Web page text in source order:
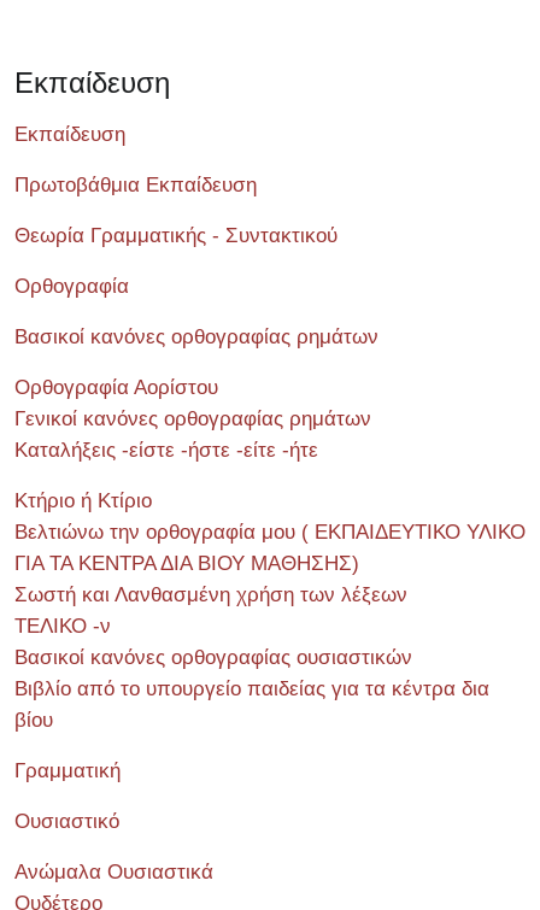
Εκπαίδευση
Εκπαίδευση
Πρωτοβάθμια Εκπαίδευση
Θεωρία Γραμματικής - Συντακτικού
Ορθογραφία
Βασικοί κανόνες ορθογραφίας ρημάτων
Ορθογραφία Αορίστου
Γενικοί κανόνες ορθογραφίας ρημάτων
Καταλήξεις -είστε -ήστε -είτε -ήτε
Κτήριο ή Κτίριο
Βελτιώνω την ορθογραφία μου ( ΕΚΠΑΙΔΕΥΤΙΚΟ ΥΛΙΚΟ
ΓΙΑ ΤΑ ΚΕΝΤΡΑ ΔΙΑ ΒΙΟΥ ΜΑΘΗΣΗΣ)
Σωστή και Λανθασμένη χρήση των λέξεων
ΤΕΛΙΚΟ -ν
Βασικοί κανόνες ορθογραφίας ουσιαστικών
Βιβλίο από το υπουργείο παιδείας για τα κέντρα δια
βίου
Γραμματική
Ουσιαστικό
Ανώμαλα Ουσιαστικά
Ουδέτερο